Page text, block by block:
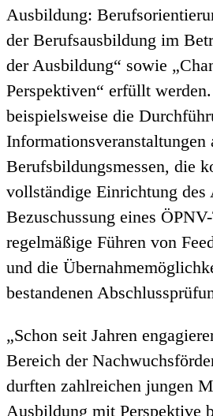
Ausbildung:
der Berufsausbildung im
der Ausbildung“ sowie
Perspektiven“ erfüllt
beispielsweise die
Informationsveranstaltungen
Berufsbildungsmessen, die
vollständige Einrichtung des
Bezuschussung eines
regelmäßige Führen von
und die
bestandenen
„Schon seit Jahren
Bereich der
durften zahlreichen jungen
Ausbildung mit Perspektive